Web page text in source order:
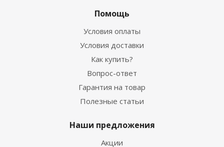
Помощь
Условия оплаты
Условия доставки
Как купить?
Вопрос-ответ
Гарантия на товар
Полезные статьи
Наши предложения
Акции